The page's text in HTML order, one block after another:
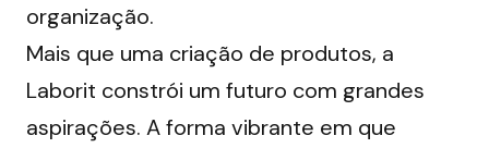
organização.
Mais que uma criação de produtos, a
Laborit constrói um futuro com grandes
aspirações. A forma vibrante em que